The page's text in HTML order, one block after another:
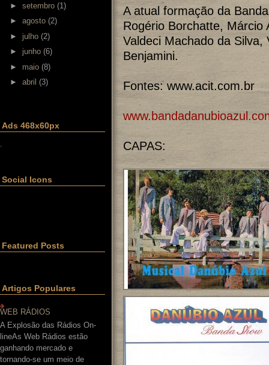
► setembro (1)
► agosto (2)
► julho (2)
► junho (6)
► maio (8)
► abril (3)
Ads 468x60px
.
Social Icons
Featured Posts
Artigos Populares
WEB RÁDIOS
A Explosão das Rádios On-
lineAs Web Rádios estão
ganhando mercado e
tornando-se um meio de
A atual formação da
Rogério Borchatte, Márcio
Valdeci Machado da
Benjamini.
Fontes: www.acit.com.br
CAPAS: